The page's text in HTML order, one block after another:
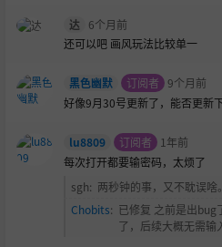
达 6个月前
还可以吧 画风玩法比较单一
黑色幽默 订阅者 9个月前
好像9月30号更新了，能否更新
lu8809 订阅者 1年前
每次打开都要输密码，太烦了
sgh: 两秒钟的事，又不耽误啥。
Chobits: 已修复 之前是出bug
了，后续大概无需输